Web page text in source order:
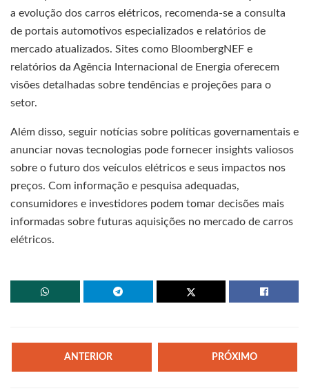
a evolução dos carros elétricos, recomenda-se a consulta
de portais automotivos especializados e relatórios de
mercado atualizados. Sites como BloombergNEF e
relatórios da Agência Internacional de Energia oferecem
visões detalhadas sobre tendências e projeções para o
setor.
Além disso, seguir notícias sobre políticas governamentais e
anunciar novas tecnologias pode fornecer insights valiosos
sobre o futuro dos veículos elétricos e seus impactos nos
preços. Com informação e pesquisa adequadas,
consumidores e investidores podem tomar decisões mais
informadas sobre futuras aquisições no mercado de carros
elétricos.
ANTERIOR PRÓXIMO